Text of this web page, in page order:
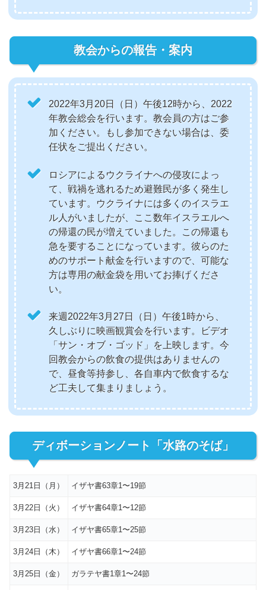
教会からの報告・案内
2022年3月20日（日）午後12時から、2022
年教会総会を行います。教会員の方はご参
加ください。もし参加できない場合は、委
任状をご提出ください。
ロシアによるウクライナへの侵攻によっ
て、戦禍を逃れるため避難民が多く発生し
ています。ウクライナには多くのイスラエ
ル人がいましたが、ここ数年イスラエルへ
の帰還の民が増えていました。この帰還も
急を要することになっています。彼らのた
めのサポート献金を行いますので、可能な
方は専用の献金袋を用いてお捧げくださ
い。
来週2022年3月27日（日）午後1時から、
久しぶりに映画観賞会を行います。ビデオ
「サン・オブ・ゴッド」を上映します。今
回教会からの飲食の提供はありませんの
で、昼食等持参し、各自車内で飲食するな
ど工夫して集まりましょう。
ディボーションノート「水路のそば」
3月21日（月） イザヤ書63章1〜19節
3月22日（火） イザヤ書64章1〜12節
3月23日（水） イザヤ書65章1〜25節
3月24日（木） イザヤ書66章1〜24節
3月25日（金） ガラテヤ書1章1〜24節